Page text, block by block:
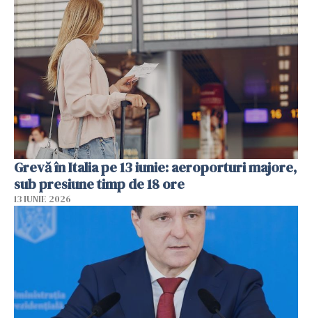
Grevă în Italia pe 13 iunie: aeroporturi majore,
sub presiune timp de 18 ore
13 IUNIE 2026